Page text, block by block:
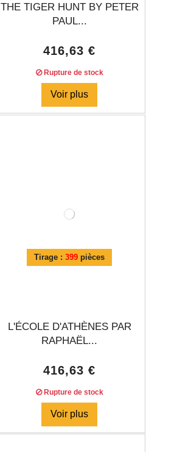
THE TIGER HUNT BY PETER
PAUL...
416,63 €
Rupture de stock
Voir plus
Tirage :399 pièces
L'ÉCOLE D'ATHÈNES PAR
RAPHAËL...
416,63 €
Rupture de stock
Voir plus